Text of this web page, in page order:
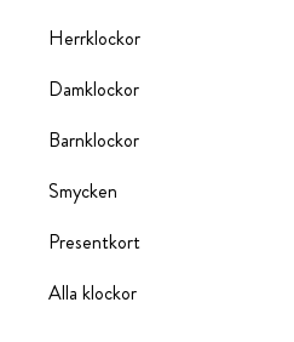
Herrklockor
Damklockor
Barnklockor
Smycken
Presentkort
Alla klockor